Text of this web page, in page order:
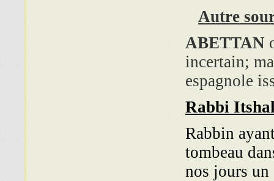
Autre
ABETTAN
incertain;
espagnole
Rabbi
Rabbin
tombeau
nos jours un